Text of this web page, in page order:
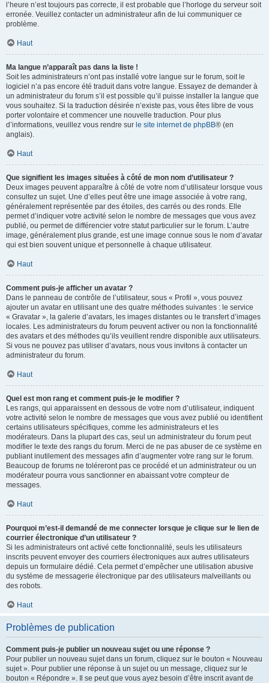
l’heure n’est toujours pas correcte, il est probable que l’horloge du serveur soit
erronée. Veuillez contacter un administrateur afin de lui communiquer ce
problème.
Haut
Ma langue n’apparaît pas dans la liste !
Soit les administrateurs n’ont pas installé votre langue sur le forum, soit le
logiciel n’a pas encore été traduit dans votre langue. Essayez de demander à
un administrateur du forum s’il est possible qu’il puisse installer la langue que
vous souhaitez. Si la traduction désirée n’existe pas, vous êtes libre de vous
porter volontaire et commencer une nouvelle traduction. Pour plus
d’informations, veuillez vous rendre sur le site internet de phpBB® (en
anglais).
Haut
Que signifient les images situées à côté de mon nom d’utilisateur ?
Deux images peuvent apparaître à côté de votre nom d’utilisateur lorsque vous
consultez un sujet. Une d’elles peut être une image associée à votre rang,
généralement représentée par des étoiles, des carrés ou des ronds. Elle
permet d’indiquer votre activité selon le nombre de messages que vous avez
publié, ou permet de différencier votre statut particulier sur le forum. L’autre
image, généralement plus grande, est une image connue sous le nom d’avatar
qui est bien souvent unique et personnelle à chaque utilisateur.
Haut
Comment puis-je afficher un avatar ?
Dans le panneau de contrôle de l’utilisateur, sous « Profil », vous pouvez
ajouter un avatar en utilisant une des quatre méthodes suivantes : le service
« Gravatar », la galerie d’avatars, les images distantes ou le transfert d’images
locales. Les administrateurs du forum peuvent activer ou non la fonctionnalité
des avatars et des méthodes qu’ils veuillent rendre disponible aux utilisateurs.
Si vous ne pouvez pas utiliser d’avatars, nous vous invitons à contacter un
administrateur du forum.
Haut
Quel est mon rang et comment puis-je le modifier ?
Les rangs, qui apparaissent en dessous de votre nom d’utilisateur, indiquent
votre activité selon le nombre de messages que vous avez publié ou identifient
certains utilisateurs spécifiques, comme les administrateurs et les
modérateurs. Dans la plupart des cas, seul un administrateur du forum peut
modifier le texte des rangs du forum. Merci de ne pas abuser de ce système en
publiant inutilement des messages afin d’augmenter votre rang sur le forum.
Beaucoup de forums ne toléreront pas ce procédé et un administrateur ou un
modérateur pourra vous sanctionner en abaissant votre compteur de
messages.
Haut
Pourquoi m’est-il demandé de me connecter lorsque je clique sur le lien de
courrier électronique d’un utilisateur ?
Si les administrateurs ont activé cette fonctionnalité, seuls les utilisateurs
inscrits peuvent envoyer des courriers électroniques aux autres utilisateurs
depuis un formulaire dédié. Cela permet d’empêcher une utilisation abusive
du système de messagerie électronique par des utilisateurs malveillants ou
des robots.
Haut
Problèmes de publication
Comment puis-je publier un nouveau sujet ou une réponse ?
Pour publier un nouveau sujet dans un forum, cliquez sur le bouton « Nouveau
sujet ». Pour publier une réponse à un sujet ou un message, cliquez sur le
bouton « Répondre ». Il se peut que vous ayez besoin d’être inscrit avant de